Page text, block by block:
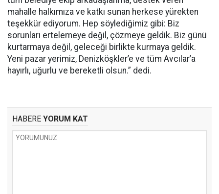
mahalle halkımıza ve katkı sunan herkese yürekten
teşekkür ediyorum. Hep söylediğimiz gibi: Biz
sorunları ertelemeye değil, çözmeye geldik. Biz günü
kurtarmaya değil, geleceği birlikte kurmaya geldik.
Yeni pazar yerimiz, Denizköşkler’e ve tüm Avcılar’a
hayırlı, uğurlu ve bereketli olsun.” dedi.
HABERE YORUM KAT